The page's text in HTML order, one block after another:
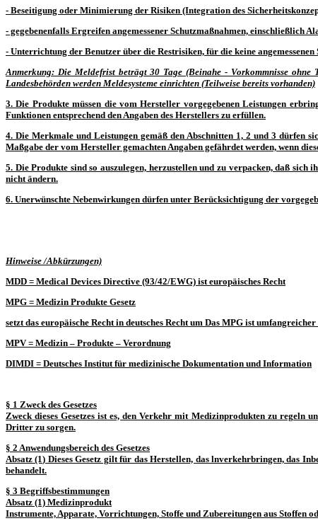
- Beseitigung oder Minimierung der Risiken (Integration des
- gegebenenfalls Ergreifen angemessener Schutzmaßnahmen, einschließlich
- Unterrichtung der Benutzer über die Restrisiken, für die keine
Anmerkung: Die Meldefrist beträgt 30 Tage (Beinahe - Vorkommnisse ohne
Landesbehörden werden Meldesysteme einrichten (Teilweise bereits vorhanden)
3. Die Produkte müssen die vom Hersteller vorgegebenen Leistungen
Funktionen entsprechend den Angaben des Herstellers zu erfüllen.
4. Die Merkmale und Leistungen gemäß den Abschnitten 1, 2 und 3 dürfen
Maßgabe der vom Hersteller gemachten Angaben gefährdet werden, wenn
5. Die Produkte sind so auszulegen, herzustellen und zu verpacken, daß
nicht ändern.
6. Unerwünschte Nebenwirkungen dürfen unter Berücksichtigung der
Hinweise /Abkürzungen)
MDD = Medical Devices Directive (93/42/EWG) ist europäisches Recht
MPG = Medizin Produkte Gesetz
setzt das europäische Recht in deutsches Recht um Das MPG ist
MPV= Medizin – Produkte – Verordnung
DIMDI = Deutsches Institut für medizinische Dokumentation und Information
§ 1 Zweck des Gesetzes
Zweck dieses Gesetzes ist es, den Verkehr mit Medizinprodukten zu regeln
Dritter zu sorgen.
§ 2 Anwendungsbereich des Gesetzes
Absatz (1) Dieses Gesetz gilt für das Herstellen, das lnverkehrbringen, das
behandelt.
§ 3 Begriffsbestimmungen
Absatz (1) Medizinprodukt
Instrumente, Apparate, Vorrichtungen, Stoffe und Zubereitungen aus Stoffen